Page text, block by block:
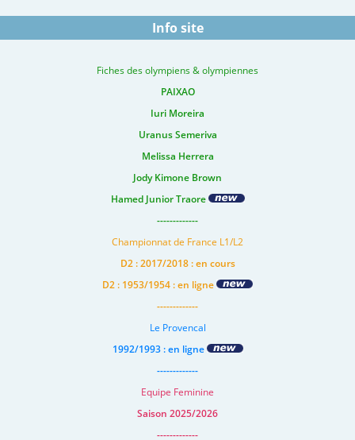
Info site
Fiches des olympiens & olympiennes
PAIXAO
Iuri Moreira
Uranus Semeriva
Melissa Herrera
Jody Kimone Brown
Hamed Junior Traore
-------------
Championnat de France L1/L2
D2 : 2017/2018 : en cours
D2 : 1953/1954 : en ligne
-------------
Le Provencal
1992/1993 : en ligne
-------------
Equipe Feminine
Saison 2025/2026
-------------